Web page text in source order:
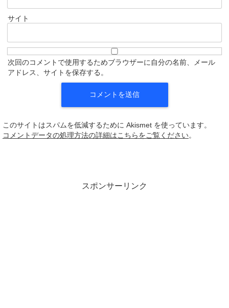
サイト
次回のコメントで使用するためブラウザーに自分の名前、メール
アドレス、サイトを保存する。
このサイトはスパムを低減するために Akismet を使っています。
コメントデータの処理方法の詳細はこちらをご覧ください。
スポンサーリンク